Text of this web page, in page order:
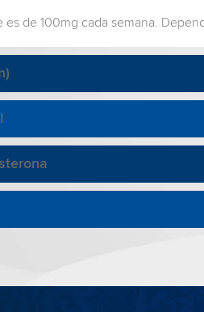
es de 100mg cada semana.